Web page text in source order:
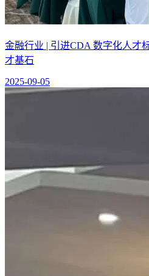
金融行业 | 引进CDA 数字化人才
才基石
2025-09-05